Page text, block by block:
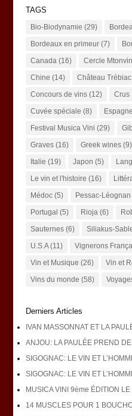
TAGS
Bio-Biodynamie (29)
Bordeaux en primeur(7)
Canada(16) Cercle Mtonvin
Chine (14) Château Trébiac
Concours de vins(12) Crus
Cuvée spéciale (8) Espagne
Festival Musica Vini (29)
Graves(16) Greek wines(9)
Italie (19) Japon (5)
Le vin et l'histoire (16)
Médoc(5) Pessac-Léognan
Portugal (5) Rioja(6)
Sauternes(6) Siliakus-
U.S.A(11) Vignerons
Vin et Musique (26) Vin et
Vins du monde (58)
Derniers Articles
IVAN MASSONNAT ET LA
ANJOU: LA PAULÉE PREND DE
SIGOGNAC: LE VIN ET
SIGOGNAC: LE VIN ET
MUSICA VINI 9ème ÉDITION LE
14 MUSCLES POUR 1